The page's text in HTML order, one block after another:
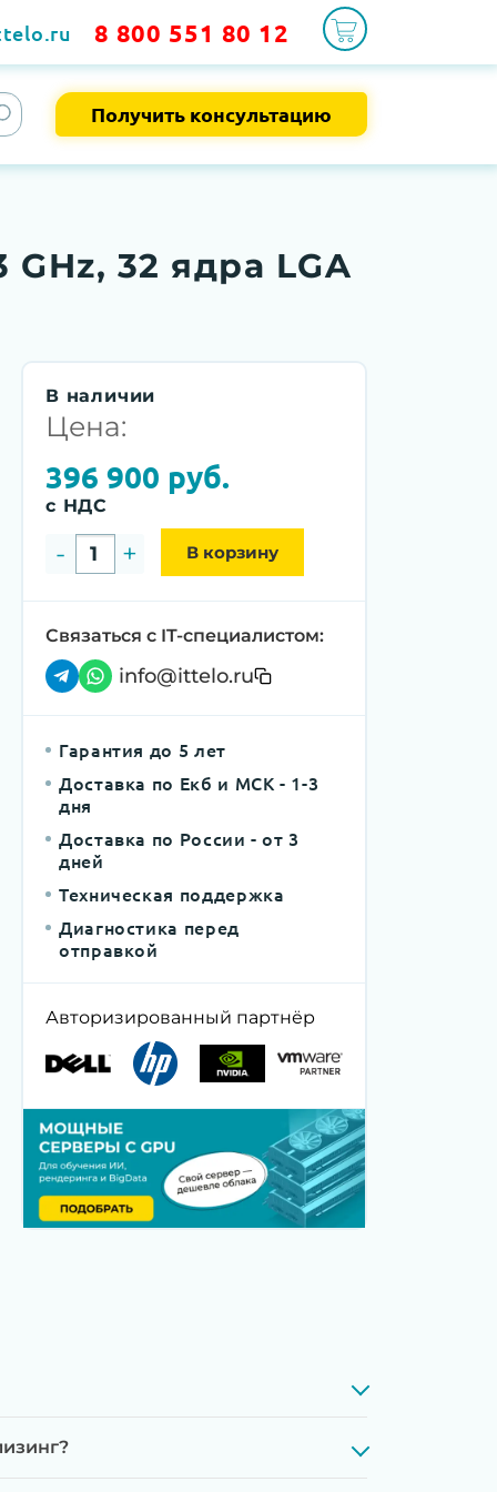
8 800 551 80 12
Получить консультацию
32 ядра LGA
В наличии
Цена:
396 900 руб.
с НДС
- + В корзину
Связаться с IT-специалистом:
info@ittelo.ru
Гарантия до 5 лет
Доставка по Екб и МСК - 1-3
дня
Доставка по России - от 3
дней
Техническая поддержка
Диагностика перед
отправкой
Авторизированный партнёр